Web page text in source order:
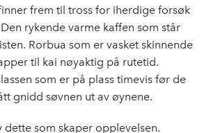
frem til tross for iherdige forsøk
rykende varme kaffen som står
Rorbua som er vasket skinnende
til kai nøyaktig på rutetid.
som er på plass timevis før de
gnidd søvnen ut av øynene.
dette som skaper opplevelsen.